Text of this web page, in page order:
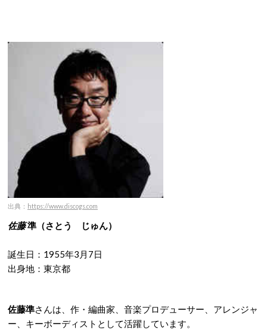
出典： https://www.discogs.com
佐藤準（さとう じゅん）
誕生日：1955年3月7日
出身地：東京都
佐藤準さんは、作・編曲家、音楽プロデューサー、アレンジャ
ー、キーボーディストとして活躍しています。